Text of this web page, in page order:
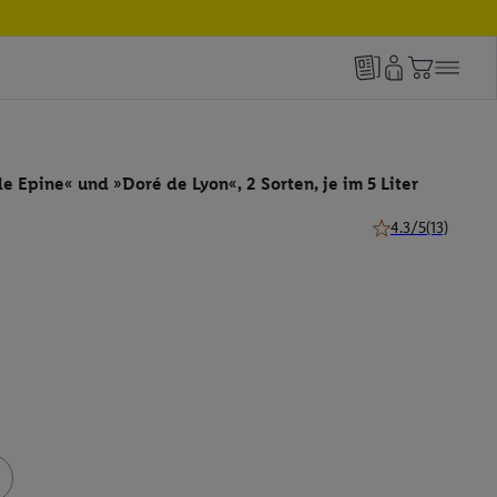
Epine« und »Doré de Lyon«, 2 Sorten, je im 5 Liter
4.3/5(13)